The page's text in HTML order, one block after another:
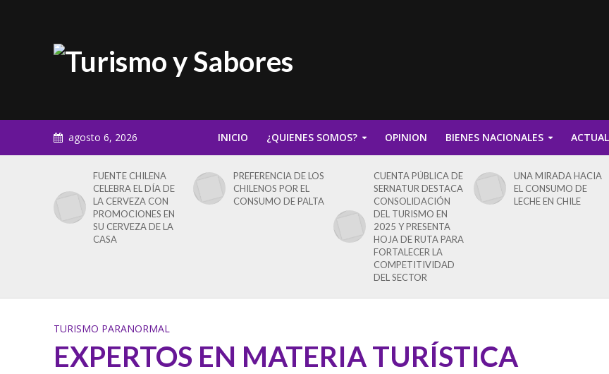
agosto 6, 2026 INICIO ¿QUIENES SOMOS? OPINION BIENES NACIONALES
FUENTE CHILENA
CELEBRA EL DÍA DE
LA CERVEZA CON
PROMOCIONES EN
SU CERVEZA DE LA
CASA
PREFERENCIA DE LOS
CHILENOS POR EL
CONSUMO DE PALTA
CUENTA PÚBLICA DE
SERNATUR DESTACA
CONSOLIDACIÓN
DEL TURISMO EN
2025 Y PRESENTA
HOJA DE RUTA PARA
FORTALECER LA
COMPETITIVIDAD
DEL SECTOR
UNA MIRADA HACIA
EL CONSUMO DE
LECHE EN CHILE
TURISMO PARANORMAL
EXPERTOS EN MATERIA TURÍSTICA